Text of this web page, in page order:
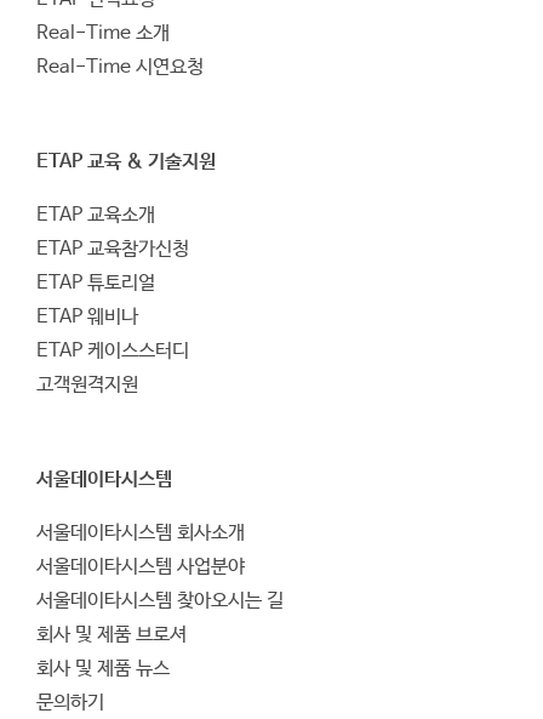
Real-Time 소개
Real-Time 시연요청
ETAP 교육 & 기술지원
ETAP 교육소개
ETAP 교육참가신청
ETAP 튜토리얼
ETAP 웨비나
ETAP 케이스스터디
고객원격지원
서울데이타시스템
서울데이타시스템 회사소개
서울데이타시스템 사업분야
서울데이타시스템 찾아오시는 길
회사 및 제품 브로셔
회사 및 제품 뉴스
문의하기